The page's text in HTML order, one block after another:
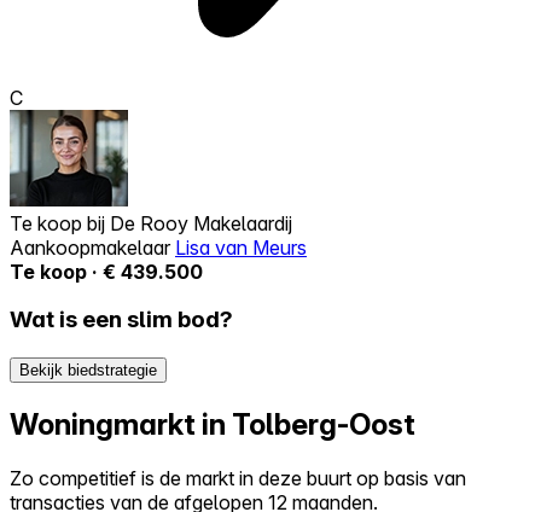
C
Te koop bij De Rooy Makelaardij
Aankoopmakelaar Lisa van Meurs
Te koop · € 439.500
Wat is een slim bod?
Bekijk biedstrategie
Woningmarkt in Tolberg-Oost
Zo competitief is de markt in deze buurt op basis van
transacties van de afgelopen 12 maanden.